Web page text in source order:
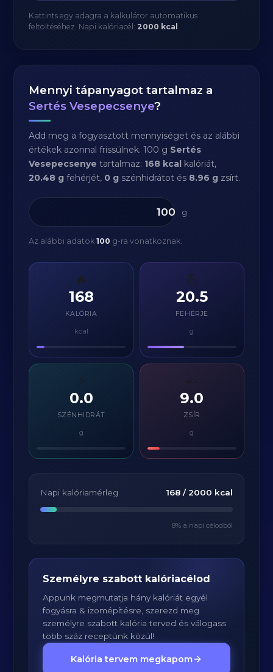
Kattints egy adagra a kalkulátor automatikus
feltöltéséhez. Napi kalóriacél: 2000 kcal .
Mennyi tápanyagot tartalmaz a
Sertés Vesepecsenye?
Add meg a fogyasztott mennyiséget és az alábbi
értékek azonnal frissülnek. 100 g Sertés
Vesepecsenye tartalmaz: 168 kcal kalóriát,
20.48 g fehérjét, 0 g szénhidrátot és 8.96 g zsírt.
g
Az alábbi adatok100 g-ra vonatkoznak.
🔥
168
KALÓRIA
kcal
💪
20.5
FEHÉRJE
g
⚡
0.0
SZÉNHIDRÁT
g
9.0
ZSÍR
g
Napi kalóriamérleg 168/ 2000 kcal
8% a napi célodból
Személyre szabott kalóriacélod
Appunk megmutatja hány kalóriát egyél
fogyásra & izomépítésre, szerezd meg
személyre szabott kalória terved és válogass
több száz receptünk közül!
Kalória tervem megkapom